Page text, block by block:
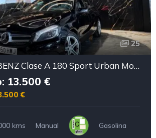
25
MERCEDES-BENZ Clase A 180 Sport Urban Motor mercedes con CADENA IRROMPIBLE
13.500 €
€
kms Manual Gasolina